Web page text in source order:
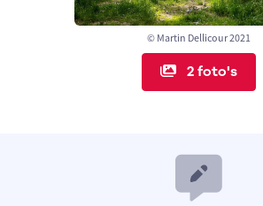
© Martin Dellicour 2021
2 foto's